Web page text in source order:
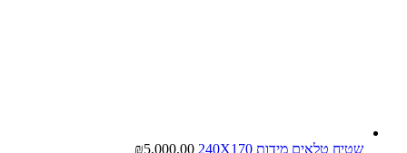
שטיח טלאים מידות 240X170 ₪5,000.00